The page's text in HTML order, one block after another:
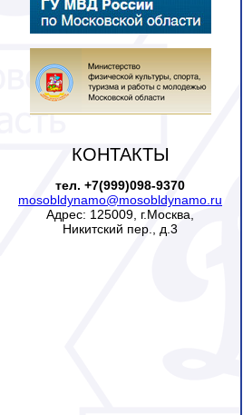
КОНТАКТЫ
тел. +7(999)098-9370
mosobldynamo@mosobldynamo.ru
Адрес: 125009, г.Москва,
Никитский пер., д.3